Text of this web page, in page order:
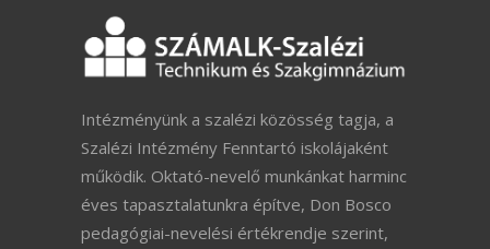
Intézményünk a szalézi közösség tagja, a
Szalézi Intézmény Fenntartó iskolájaként
működik. Oktató-nevelő munkánkat harminc
éves tapasztalatunkra építve, Don Bosco
pedagógiai-nevelési értékrendje szerint,